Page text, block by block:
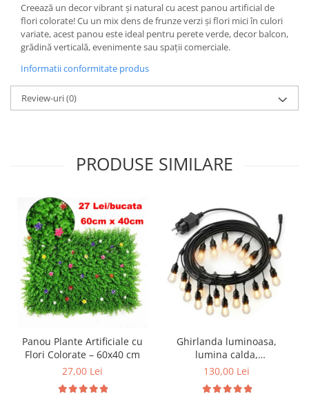
Creează un decor vibrant și natural cu acest panou artificial de
flori colorate! Cu un mix dens de frunze verzi și flori mici în culori
variate, acest panou este ideal pentru perete verde, decor balcon,
grădină verticală, evenimente sau spații comerciale.
Informatii conformitate produs
Review-uri(0)
PRODUSE SIMILARE
Panou Plante Artificiale cu
Flori Colorate – 60x40 cm
27,00 Lei
Ghirlanda luminoasa,
lumina calda,
interconectabila
130,00 Lei